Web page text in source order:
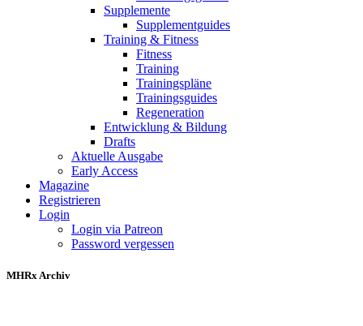
Supplemente
Supplementguides
Training & Fitness
Fitness
Training
Trainingspläne
Trainingsguides
Regeneration
Entwicklung & Bildung
Drafts
Aktuelle Ausgabe
Early Access
Magazine
Registrieren
Login
Login via Patreon
Password vergessen
MHRx Archiv